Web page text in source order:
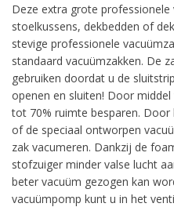
Deze extra grote
stoelkussens, dekbedden of
stevige professionele
standaard vacuümzakken. De
gebruiken doordat u de
openen en sluiten! Door
tot 70% ruimte besparen.
of de speciaal ontworpen
zak vacumeren. Dankzij de
stofzuiger minder valse lucht
beter vacuüm gezogen kan
vacuümpomp kunt u in het